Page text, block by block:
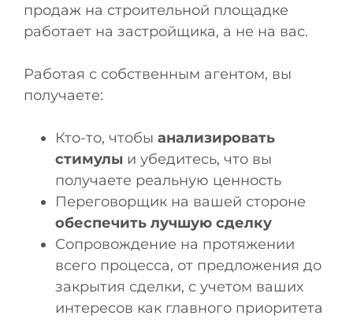
продаж на строительной площадке
работает на застройщика, а не на вас.
Работая с собственным агентом, вы
получаете:
Кто-то, чтобы анализировать
стимулы и убедитесь, что вы
получаете реальную ценность
Переговорщик на вашей стороне
обеспечить лучшую сделку
Сопровождение на протяжении
всего процесса, от предложения до
закрытия сделки, с учетом ваших
интересов как главного приоритета